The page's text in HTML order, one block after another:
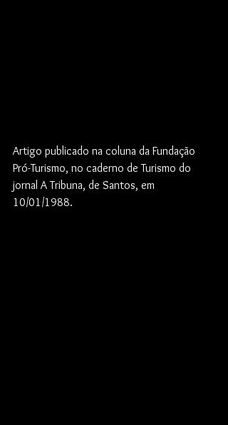
Artigo publicado na coluna da Fundação
Pró-Turismo, no caderno de Turismo do
jornal A Tribuna, de Santos, em
10/01/1988.